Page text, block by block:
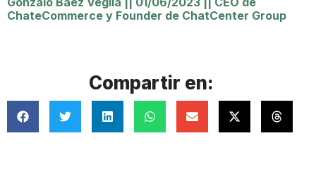
ChateCommerce y Founder de ChatCenter Group
Compartir en: